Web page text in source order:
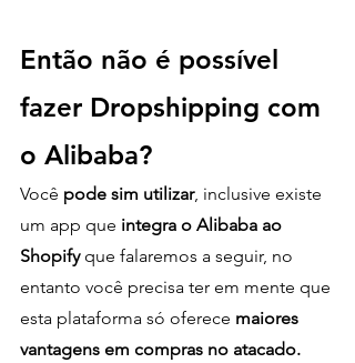
Então não é possível
fazer Dropshipping com
o Alibaba?
Você pode sim utilizar, inclusive existe
um app que integra o Alibaba ao
Shopify que falaremos a seguir, no
entanto você precisa ter em mente que
esta plataforma só oferece maiores
vantagens em compras no atacado.